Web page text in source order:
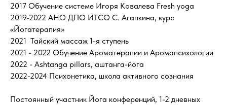
2017 Обучение системе Игоря Ковалева Fresh yoga
2019-2022 АНО ДПО ИТСО С. Агапкина, курс
«Йогатерапия»
2021 Тайский массаж 1-я ступень
2021 - 2022 Обучение Ароматерапии и Аромапсихологии
2022 - Ashtanga pillars, аштанга-йога
2022-2024 Психонетика, школа активного сознания
Постоянный участник Йога конференций, 1-2 дневных